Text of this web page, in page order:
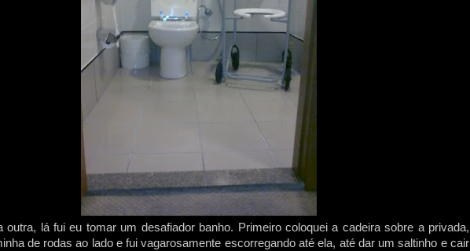
outra, lá fui eu tomar um desafiador banho. Primeiro coloquei a cadeira sobre a privada,
de rodas ao lado e fui vagarosamente escorregando até ela, até dar um saltinho e cair